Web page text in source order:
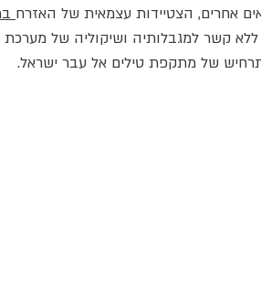
אחרים, הצטיידות עצמאית של האזרח
ללא קשר למגבלותיה ושיקוליה של
של מתקפת טילים אל עבר ישראל.